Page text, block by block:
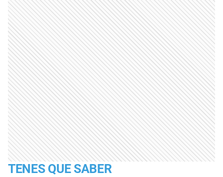
TENES QUE SABER